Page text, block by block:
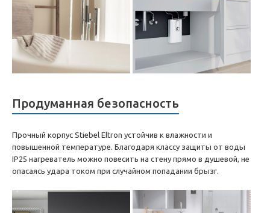
Продуманная безопасность
Прочный корпус Stiebel Eltron устойчив к влажности и
повышенной температуре. Благодаря классу защиты от воды
IP25 нагреватель можно повесить на стену прямо в душевой, не
опасаясь удара током при случайном попадании брызг.